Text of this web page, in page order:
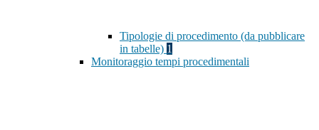
Tipologie di procedimento (da pubblicare
in tabelle) 1
Monitoraggio tempi procedimentali